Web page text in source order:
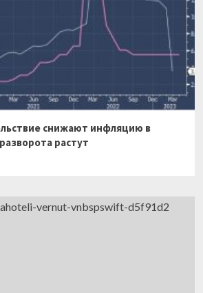
снижают инфляцию в
растут